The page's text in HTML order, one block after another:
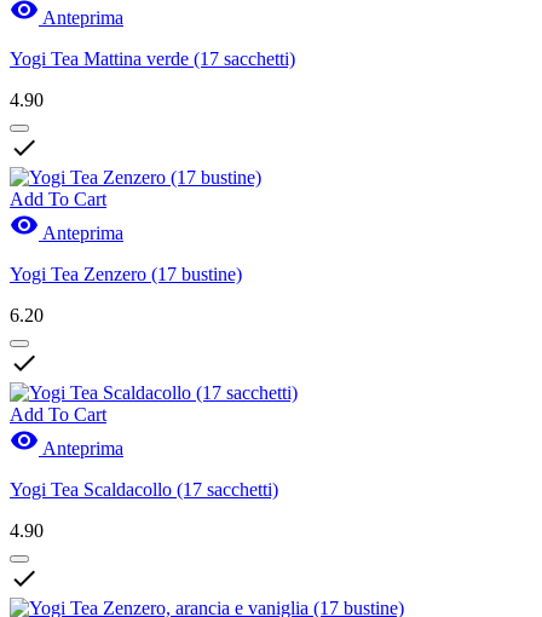
 Anteprima
Yogi Tea Mattina verde (17 sacchetti)
4.90

Add To Cart
 Anteprima
Yogi Tea Zenzero (17 bustine)
6.20

Add To Cart
 Anteprima
Yogi Tea Scaldacollo (17 sacchetti)
4.90
